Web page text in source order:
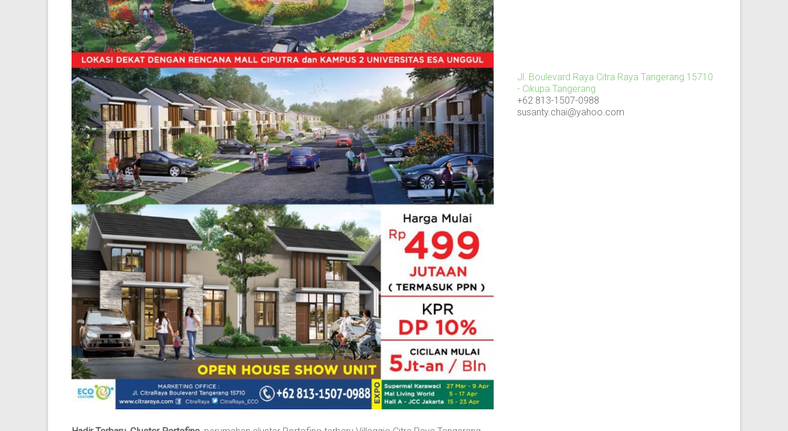
Jl. Boulevard Raya Citra Raya Tangerang 15710
- Cikupa Tangerang
+62 813-1507-0988
susanty.chai@yahoo.com